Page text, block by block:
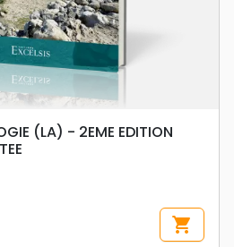
(LA) - 2EME EDITION
shopping_cart